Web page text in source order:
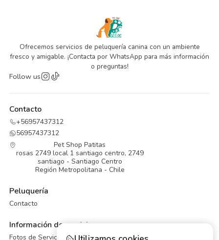
Ofrecemos servicios de peluquería canina con un ambiente
fresco y amigable. ¡Contacta por WhatsApp para más información
o preguntas!
Follow us
Contacto
+56957437312
56957437312
Pet Shop Patitas
rosas 2749 local 1 santiago centro, 2749
santiago - Santiago Centro
Región Metropolitana - Chile
Peluquería
Contacto
Información de servicios
Fotos de Servicios de Peluqueria Canina